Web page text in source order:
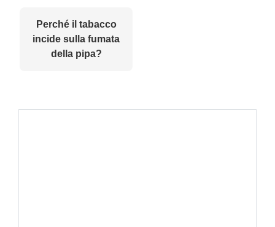
Perché il tabacco
incide sulla fumata
della pipa?